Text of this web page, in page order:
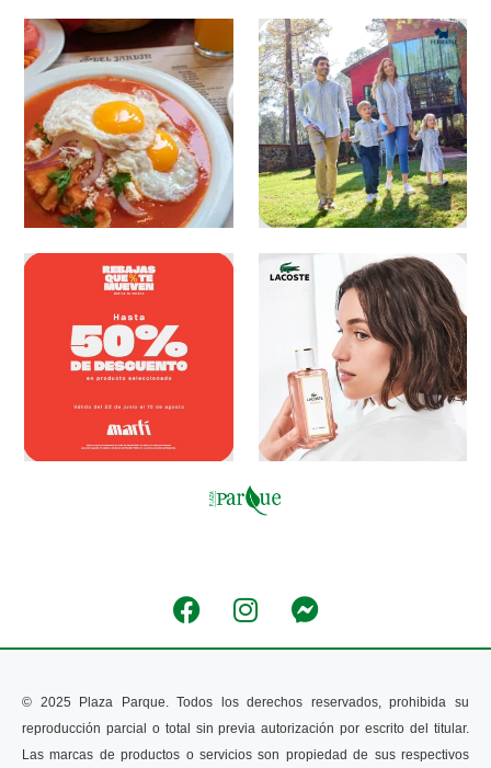
© 2025 Plaza Parque. Todos los derechos reservados, prohibida su
reproducción parcial o total sin previa autorización por escrito del titular.
Las marcas de productos o servicios son propiedad de sus respectivos